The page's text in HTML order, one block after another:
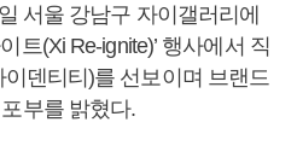
서울 강남구 자이갤러리에
트(Xi Re-ignite)’ 행사에서 직
덴티티)를 선보이며 브랜드
부를 밝혔다.